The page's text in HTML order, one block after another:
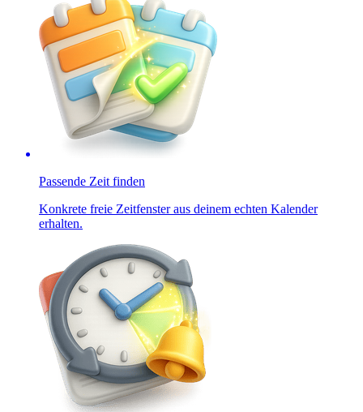
Passende Zeit finden
Konkrete freie Zeitfenster aus deinem echten Kalender
erhalten.